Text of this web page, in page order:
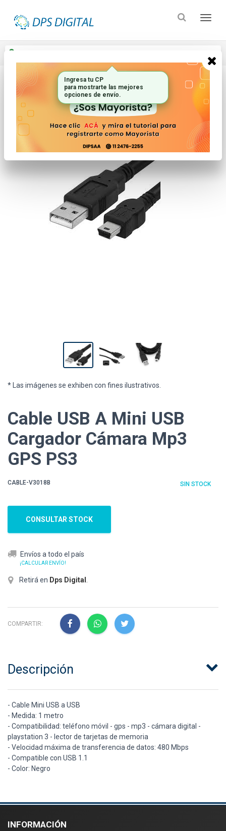
Inicio
Electronica Audio Y Video_2
Accesorios Para Celulares
* Las imágenes se exhiben con fines ilustrativos.
Cable USB A Mini USB
Cargador Cámara Mp3
GPS PS3
CABLE-V3018B SIN STOCK
CONSULTAR STOCK
Envíos a todo el país
¡CALCULAR ENVÍO!
Retirá en Dps Digital
COMPARTIR:
Descripción
- Cable Mini USB a USB
- Medida: 1 metro
- Compatibilidad: teléfono móvil - gps - mp3 - cámara digital -
playstation 3 - lector de tarjetas de memoria
- Velocidad máxima de transferencia de datos: 480 Mbps
- Compatible con USB 1.1
- Color: Negro
INFORMACIÓN
Ingresa tu CP
para mostrarte las mejores
opciones de envío.